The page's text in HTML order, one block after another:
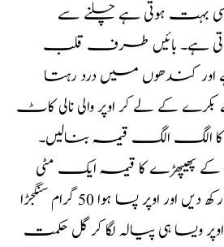
بہت ہوتی ہے چلنے سے
ہے۔ بائیں طرف قلب
کندھوں میں درد رہتا
بکرے کے لے کر اوپر والی نالی کاٹ
الگ الگ قیمہ بنالیں۔
کا قیمہ ایک مٹی
کے پیالے میں رکھ دیں اور اوپر پسا ہوا 50 گرام سنگجڑا
ویسا ہی پیالہ لگا کر گل حکمت